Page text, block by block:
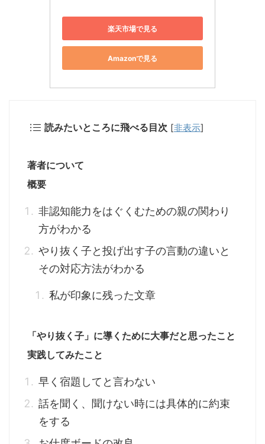
楽天市場で見る
Amazonで見る
読みたいところに飛べる目次 [非表示]
著者について
概要
非認知能力をはぐくむための親の関わり
方がわかる
やり抜く子と投げ出す子の言動の違いと
その対応方法がわかる
私が印象に残った文章
「やり抜く子」に導くために大事だと思ったこと
実践してみたこと
早く宿題してと言わない
話を聞く、聞けない時には具体的に約束
をする